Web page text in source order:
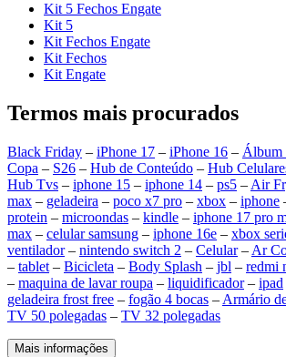
Kit 5 Fechos Engate
Kit 5
Kit Fechos Engate
Kit Fechos
Kit Engate
Termos mais procurados
Black Friday – iPhone 17 – iPhone 16 – Álbum
Copa – S26 – Hub de Conteúdo – Hub
Hub Tvs – iphone 15 – iphone 14 – ps5 – Air
max – geladeira – poco x7 pro – xbox – iphone
protein – microondas – kindle – iphone 17 pro
max – celular samsung – iphone 16e – xbox
ventilador– nintendo switch 2 – Celular– Ar
– tablet – Bicicleta – Body Splash – jbl – redmi
– maquina de lavar roupa – liquidificador– ipad
geladeira frost free – fogão 4 bocas – Armário
TV 50 polegadas – TV 32 polegadas
Mais informações